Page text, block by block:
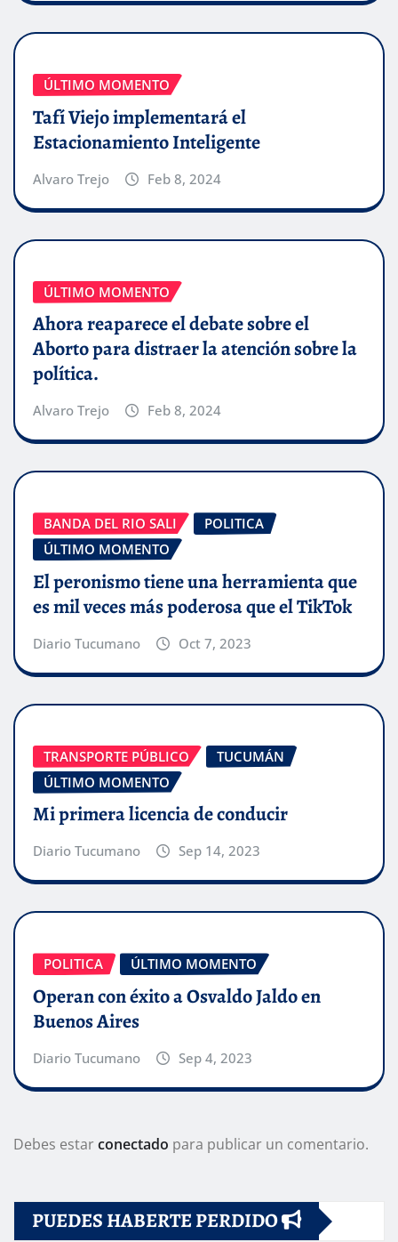
ÚLTIMO MOMENTO
Tafí Viejo implementará el
Estacionamiento Inteligente
Alvaro Trejo Feb 8, 2024
ÚLTIMO MOMENTO
Ahora reaparece el debate sobre el
Aborto para distraer la atención sobre la
política.
Alvaro Trejo Feb 8, 2024
BANDA DEL RIO SALI
POLITICA
ÚLTIMO MOMENTO
El peronismo tiene una herramienta que
es mil veces más poderosa que el TikTok
Diario Tucumano Oct 7, 2023
TRANSPORTE PÚBLICO
TUCUMÁN
ÚLTIMO MOMENTO
Mi primera licencia de conducir
Diario Tucumano Sep 14, 2023
POLITICA ÚLTIMO MOMENTO
Operan con éxito a Osvaldo Jaldo en
Buenos Aires
Diario Tucumano Sep 4, 2023
Debes estarconectado para publicar un comentario.
PUEDES HABERTE PERDIDO